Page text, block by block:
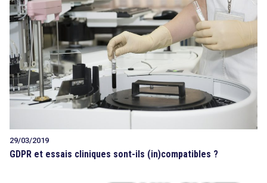
29/03/2019
GDPR et essais cliniques sont-ils (in)compatibles ?